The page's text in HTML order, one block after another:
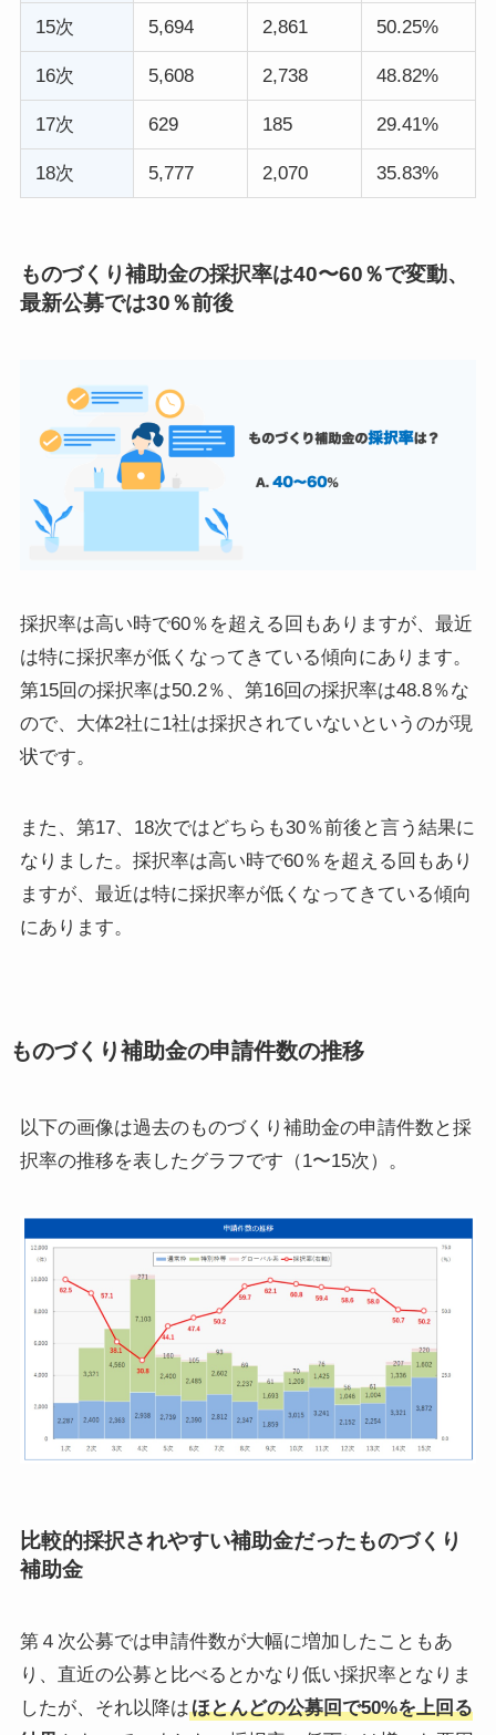
15次 5,694 2,861 50.25%
16次 5,608 2,738 48.82%
17次 629 185 29.41%
18次 5,777 2,070 35.83%
ものづくり補助金の採択率は40〜60％で変動、
最新公募では30％前後
採択率は高い時で60％を超える回もありますが、最近
は特に採択率が低くなってきている傾向にあります。
第15回の採択率は50.2％、第16回の採択率は48.8％な
ので、大体2社に1社は採択されていないというのが現
状です。
また、第17、18次ではどちらも30％前後と言う結果に
なりました。採択率は高い時で60％を超える回もあり
ますが、最近は特に採択率が低くなってきている傾向
にあります。
ものづくり補助金の申請件数の推移
以下の画像は過去のものづくり補助金の申請件数と採
択率の推移を表したグラフです（1〜15次）。
比較的採択されやすい補助金だったものづくり
補助金
第４次公募では申請件数が大幅に増加したこともあ
り、直近の公募と比べるとかなり低い採択率となりま
したが、それ以降はほとんどの公募回で50%を上回る